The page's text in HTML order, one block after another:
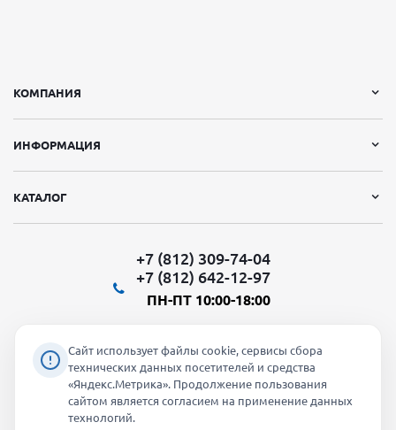
КОМПАНИЯ
ИНФОРМАЦИЯ
КАТАЛОГ
+7 (812) 309-74-04
+7 (812) 642-12-97
ПН-ПТ 10:00-18:00
Мы в социальных сетях:
Сайт использует файлы cookie, сервисы сбора
технических данных посетителей и средства
«Яндекс.Метрика». Продолжение пользования
сайтом является согласием на применение данных
технологий.